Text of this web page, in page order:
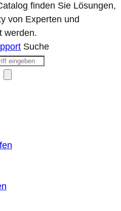
finden Sie Lösungen,
von Experten und
werden.
Suche